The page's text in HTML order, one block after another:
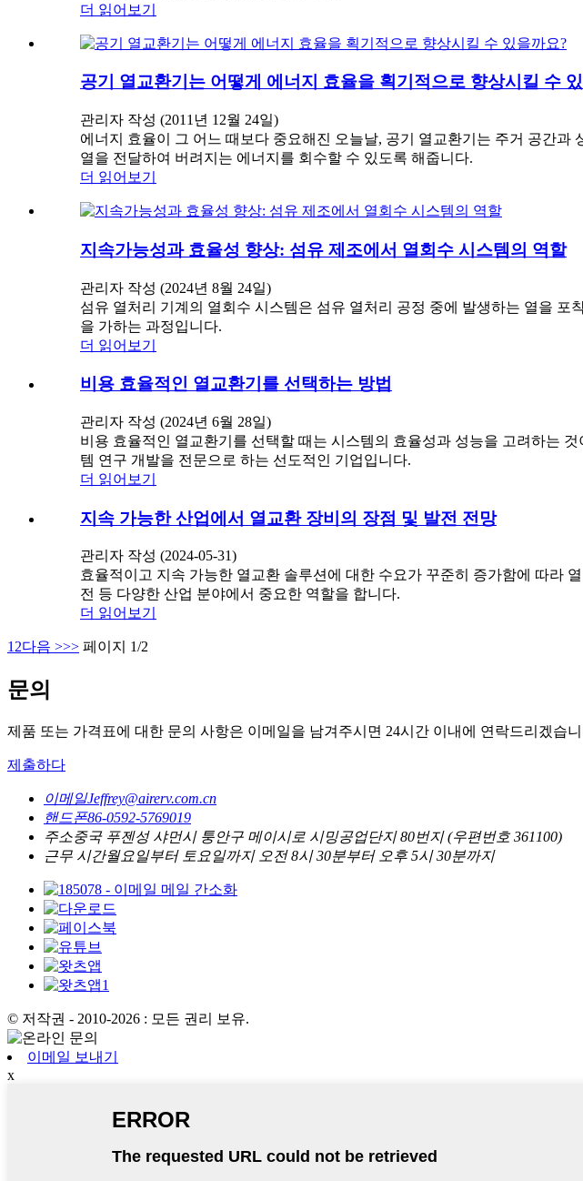
더 읽어보기
공기 열교환기는 어떻게 에너지 효율을 획기적으로 향상시킬 수
관리자 작성 (2011년 12월 24일)
에너지 효율이 그 어느 때보다 중요해진 오늘날, 공기 열교환기는 주거 공간
열을 전달하여 버려지는 에너지를 회수할 수 있도록 해줍니다.
더 읽어보기
지속가능성과 효율성 향상: 섬유 제조에서 열회수 시스템의 역할
관리자 작성 (2024년 8월 24일)
섬유 열처리 기계의 열회수 시스템은 섬유 열처리 공정 중에 발생하는 열을
을 가하는 과정입니다.
더 읽어보기
비용 효율적인 열교환기를 선택하는 방법
관리자 작성 (2024년 6월 28일)
비용 효율적인 열교환기를 선택할 때는 시스템의 효율성과 성능을 고려하는
템 연구 개발을 전문으로 하는 선도적인 기업입니다.
더 읽어보기
지속 가능한 산업에서 열교환 장비의 장점 및 발전 전망
관리자 작성 (2024-05-31)
효율적이고 지속 가능한 열교환 솔루션에 대한 수요가 꾸준히 증가함에 따라
전 등 다양한 산업 분야에서 중요한 역할을 합니다.
더 읽어보기
12다음 >>> 페이지 1/2
문의
제품 또는 가격표에 대한 문의 사항은 이메일을 남겨주시면 24시간 이내에 연락드리겠습
제출하다
이메일Jeffrey@airerv.com.cn
핸드폰86-0592-5769019
주소중국 푸젠성 샤먼시 퉁안구 메이시로 시밍공업단지 80번지 (우편번호 361100)
근무 시간월요일부터 토요일까지 오전 8시 30분부터 오후 5시 30분까지
© 저작권 - 2010-2026 : 모든 권리 보유.
이메일 보내기
x